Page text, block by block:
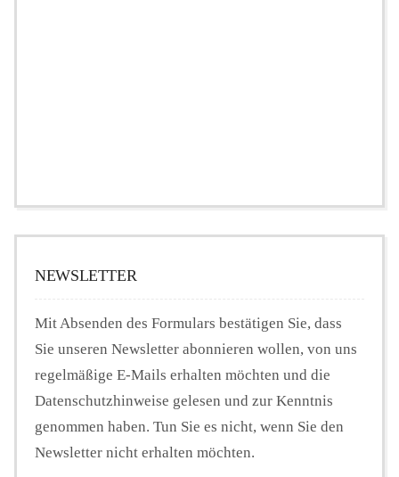
NEWSLETTER
Mit Absenden des Formulars bestätigen Sie, dass
Sie unseren Newsletter abonnieren wollen, von uns
regelmäßige E-Mails erhalten möchten und die
Datenschutzhinweise gelesen und zur Kenntnis
genommen haben. Tun Sie es nicht, wenn Sie den
Newsletter nicht erhalten möchten.